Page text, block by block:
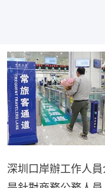
深圳口岸辦工作人